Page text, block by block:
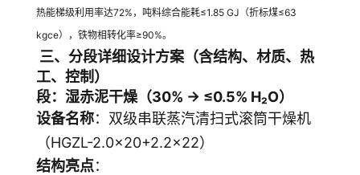
热能梯级利用率达72%，吨料综合能耗≤1.85 GJ（折标煤≤63
kgce），铁物相转化率≥90%。
三、分段详细设计方案（含结构、材质、热
工、控制）
段：湿赤泥干燥（30% → ≤0.5% H₂O）
设备名称：双级串联蒸汽清扫式滚筒干燥机
（HGZL-2.0×20+2.2×22）
结构亮点：